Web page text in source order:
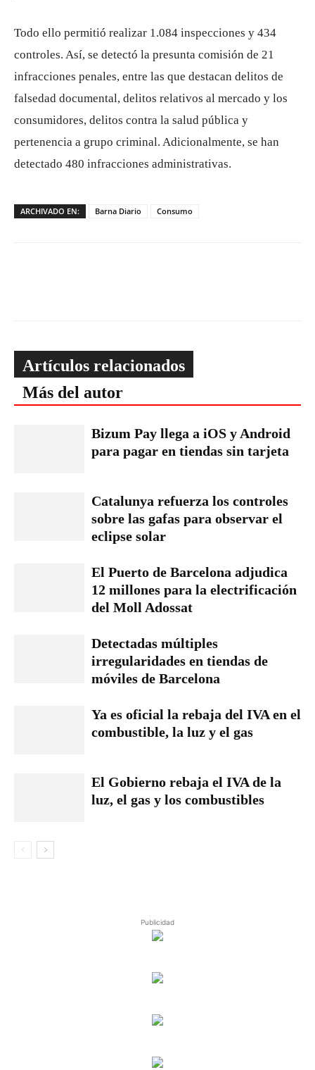
Todo ello permitió realizar 1.084 inspecciones y 434
controles. Así, se detectó la presunta comisión de 21
infracciones penales, entre las que destacan delitos de
falsedad documental, delitos relativos al mercado y los
consumidores, delitos contra la salud pública y
pertenencia a grupo criminal. Adicionalmente, se han
detectado 480 infracciones administrativas.
ARCHIVADO EN: Barna Diario Consumo
Artículos relacionados
Más del autor
Bizum Pay llega a iOS y Android
para pagar en tiendas sin tarjeta
Catalunya refuerza los controles
sobre las gafas para observar el
eclipse solar
El Puerto de Barcelona adjudica
12 millones para la electrificación
del Moll Adossat
Detectadas múltiples
irregularidades en tiendas de
móviles de Barcelona
Ya es oficial la rebaja del IVA en el
combustible, la luz y el gas
El Gobierno rebaja el IVA de la
luz, el gas y los combustibles
Publicidad